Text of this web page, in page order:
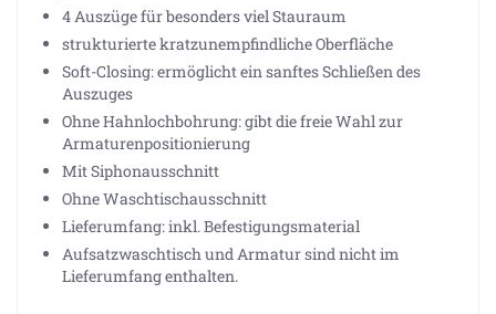
4 Auszüge für besonders viel Stauraum
strukturierte kratzunempfindliche Oberfläche
Soft-Closing: ermöglicht ein sanftes Schließen des
Auszuges
Ohne Hahnlochbohrung: gibt die freie Wahl zur
Armaturenpositionierung
Mit Siphonausschnitt
Ohne Waschtischausschnitt
Lieferumfang: inkl. Befestigungsmaterial
Aufsatzwaschtisch und Armatur sind nicht im
Lieferumfang enthalten.